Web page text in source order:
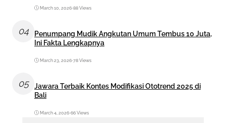
March 10, 2026•88 Views
04
Penumpang Mudik Angkutan Umum Tembus 10 Juta,
Ini Fakta Lengkapnya
March 23, 2026•78 Views
05
Jawara Terbaik Kontes Modifikasi Ototrend 2025 di
Bali
March 4, 2026•66 Views